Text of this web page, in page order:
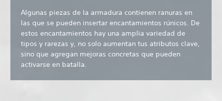
Algunas piezas de la armadura contienen ranuras en
las que se pueden insertar encantamientos rúnicos. De
estos encantamientos hay una amplia variedad de
tipos y rarezas y, no solo aumentan tus atributos clave,
sino que agregan mejoras concretas que pueden
activarse en batalla.